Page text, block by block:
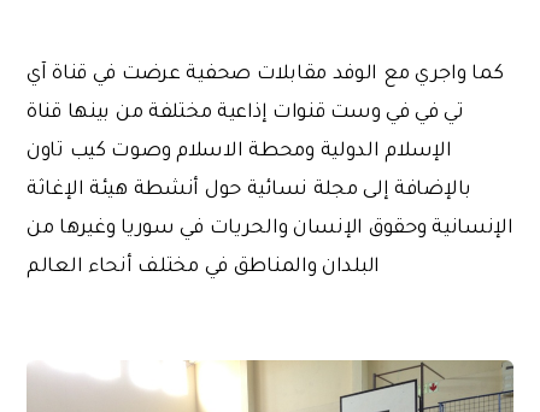
كما واجري مع الوفد مقابلات صحفية عرضت في قناة آي
تي في في وست قنوات إذاعية مختلفة من بينها قناة
الإسلام الدولية ومحطة الاسلام وصوت كيب تاون
بالإضافة إلى مجلة نسائية حول أنشطة هيئة الإغاثة
الإنسانية وحقوق الإنسان والحريات في سوريا وغيرها من
البلدان والمناطق في مختلف أنحاء العالم